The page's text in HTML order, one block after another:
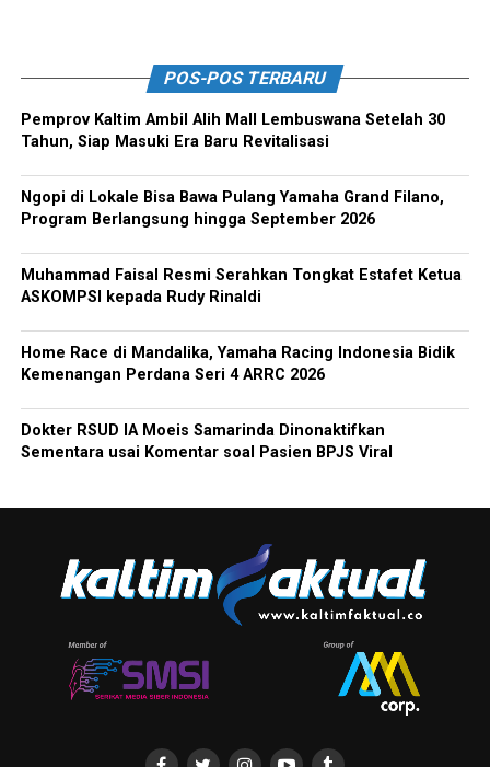
POS-POS TERBARU
Pemprov Kaltim Ambil Alih Mall Lembuswana Setelah 30
Tahun, Siap Masuki Era Baru Revitalisasi
Ngopi di Lokale Bisa Bawa Pulang Yamaha Grand Filano,
Program Berlangsung hingga September 2026
Muhammad Faisal Resmi Serahkan Tongkat Estafet Ketua
ASKOMPSI kepada Rudy Rinaldi
Home Race di Mandalika, Yamaha Racing Indonesia Bidik
Kemenangan Perdana Seri 4 ARRC 2026
Dokter RSUD IA Moeis Samarinda Dinonaktifkan
Sementara usai Komentar soal Pasien BPJS Viral